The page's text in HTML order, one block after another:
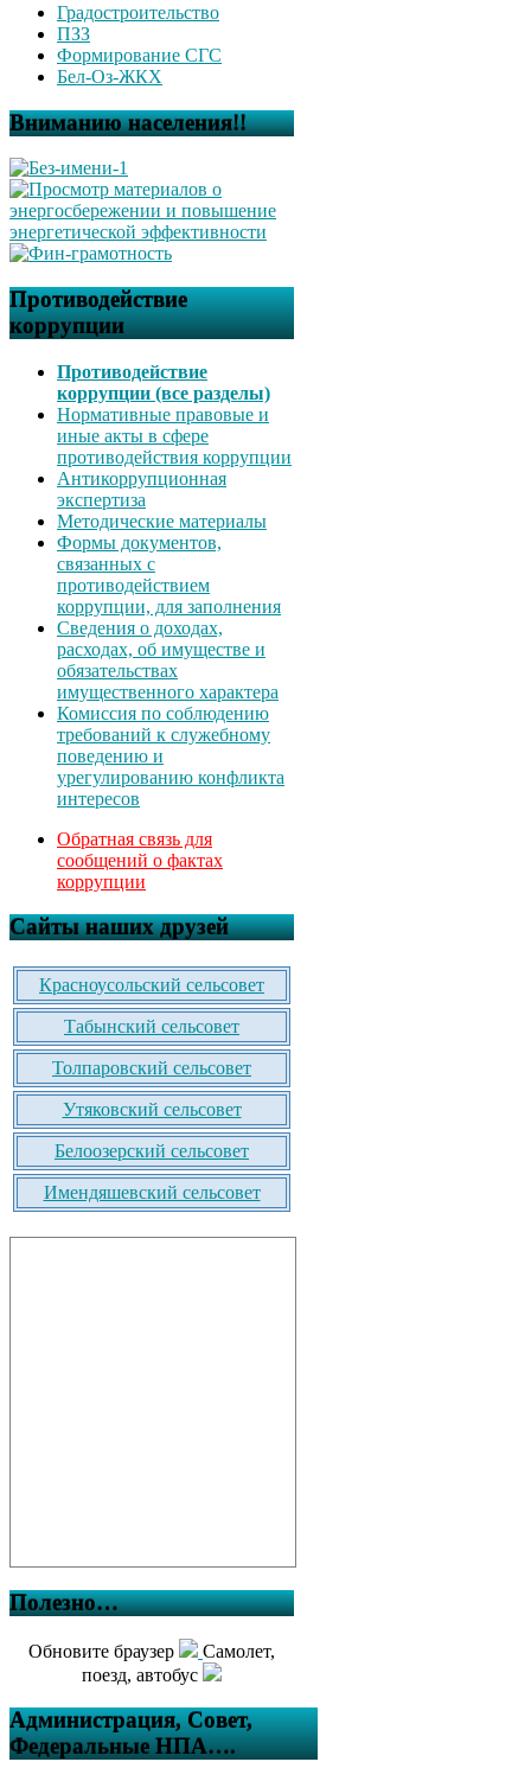
Градостроительство
ПЗЗ
Формирование СГС
Бел-Оз-ЖКХ
Вниманию населения!!
Противодействие
коррупции
Противодействие
коррупции (все разделы)
Нормативные правовые и
иные акты в сфере
противодействия коррупции
Антикоррупционная
экспертиза
Методические материалы
Формы документов,
связанных с
противодействием
коррупции, для заполнения
Сведения о доходах,
расходах, об имуществе и
обязательствах
имущественного характера
Комиссия по соблюдению
требований к служебному
поведению и
урегулированию конфликта
интересов
Обратная связь для
сообщений о фактах
коррупции
Сайты наших друзей
Красноусольский сельсовет
Табынский сельсовет
Толпаровский сельсовет
Утяковский сельсовет
Белоозерский сельсовет
Имендяшевский сельсовет
Полезно…
Обновите браузер
Самолет,
поезд, автобус
Администрация, Совет,
Федеральные НПА….